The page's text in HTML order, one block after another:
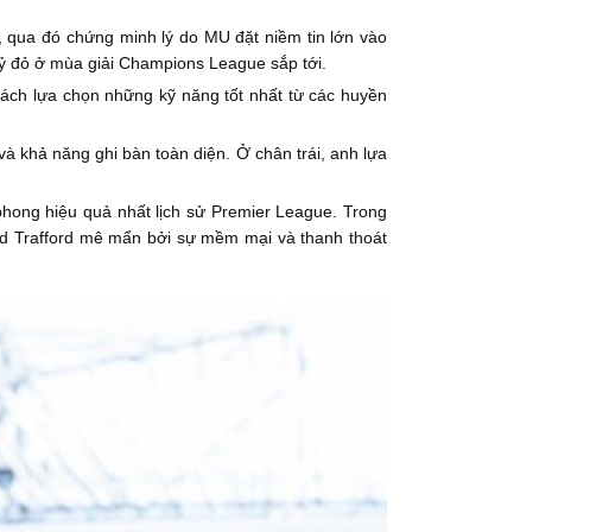
đó chứng minh lý do MU đặt niềm tin lớn vào
ở mùa giải Champions League sắp tới.
lựa chọn những kỹ năng tốt nhất từ các huyền
khả năng ghi bàn toàn diện. Ở chân trái, anh lựa
hiệu quả nhất lịch sử Premier League. Trong
Trafford mê mẩn bởi sự mềm mại và thanh thoát